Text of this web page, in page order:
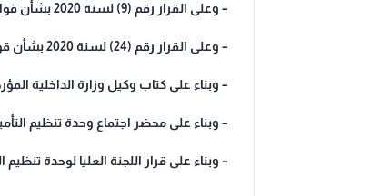
– وعلى القرار رقم (9) لسنة 2020 بشأن قواعد إصدار وثيقة التأمين من المسؤولية المدنية الناشئة عن حوادث المرور (التأمين الإجباري للمركبات) وتعديلاته،
– وعلى القرار رقم (24) لسنة 2020 بشأن قواعد إصدار وثيقة التأمين من المسؤولية المدنية الناشئة عن حوادث المرور (التأمين الإجباري للمركبات) وتعديلاته،
– وبناء على كتاب وكيل وزارة الداخلية المؤرخ في 11/
– وبناء على محضر اجتماع وحدة تنظيم التأمين
– وبناء على قرار اللجنة العليا لوحدة تنظيم التأمين في اجتماعها